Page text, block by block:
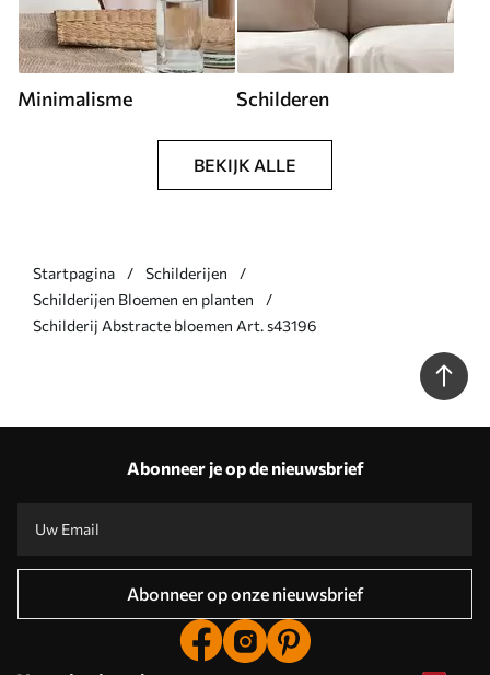
Minimalisme Schilderen
BEKIJK ALLE
Startpagina
Schilderijen
Schilderijen Bloemen en planten
Schilderij Abstracte bloemen Art. s43196
Abonneer je op de nieuwsbrief
Abonneer op onze nieuwsbrief